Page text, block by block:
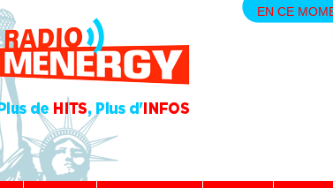
EN CE